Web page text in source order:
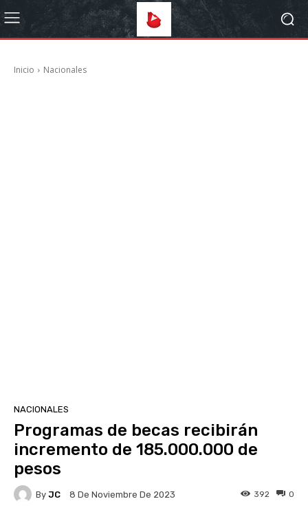
Inicio Nacionales
NACIONALES
Programas de becas recibirán
incremento de 185.000.000 de
pesos
By JC 8 De Noviembre De 2023 0
392